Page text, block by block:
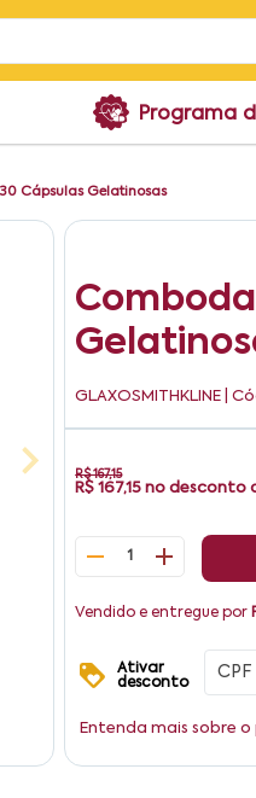
Programa
Cápsulas Gelatinosas
GLAXOSMITHKLINE |
R$ 167,15
R$ 167,15no desconto
1
Vendido e entregue por
Ativar
desconto
Entenda mais sobre